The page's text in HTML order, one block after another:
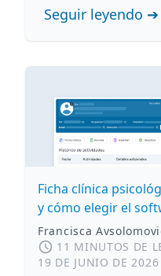
Seguir leyendo ➔
Ficha clínica
y cómo elegir el
Francisca
11 MINUTOS DE
19 DE JUNIO DE 2026